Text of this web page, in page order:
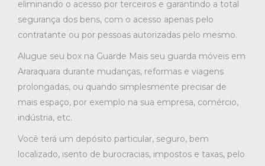
eliminando o acesso por terceiros e garantindo a total
segurança dos bens, com o acesso apenas pelo
contratante ou por pessoas autorizadas pelo mesmo.
Alugue seu box na Guarde Mais seu guarda móveis em
Araraquara durante mudanças, reformas e viagens
prolongadas, ou quando simplesmente precisar de
mais espaço, por exemplo na sua empresa, comércio,
indústria, etc.
Você terá um depósito particular, seguro, bem
localizado, isento de burocracias, impostos e taxas, pelo